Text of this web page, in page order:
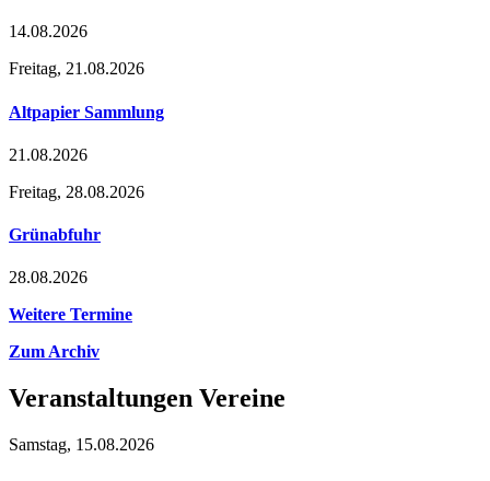
14.08.2026
Freitag, 21.08.2026
Altpapier Sammlung
21.08.2026
Freitag, 28.08.2026
Grünabfuhr
28.08.2026
Weitere Termine
Zum Archiv
Veranstaltungen Vereine
Samstag, 15.08.2026